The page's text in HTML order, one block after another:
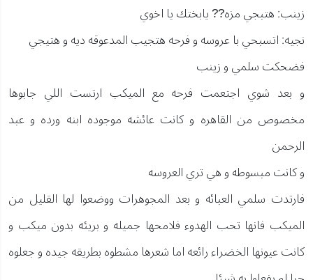
زينب: هتبجي مزه?? يابختك يا اخوي
نجيه: اتسبحي با عروسه و فرحه هتجيب المدعوقه ديه و هتيجي
فضحكت سلمي و زينب
و بعد شوي اجتعمت فرحه مع الميكب ارتست اللي جابوها
مخصوص من القاهره و كانت عائشه موجوده ابنه ورده و عبد
الرحمن
و كانت مبسوطه و هي تري العروسه
فارتدت سلمي العبائه و بعد المجوهرات ووضعوا لها القليل من
الميكب فانها تحب الهدوء فلامحها جميله و بريئه بدون ميكب و
كانت عيونها الخضراء رائعه اما شعرها مشطوه بطريقه جيده و جعلوه